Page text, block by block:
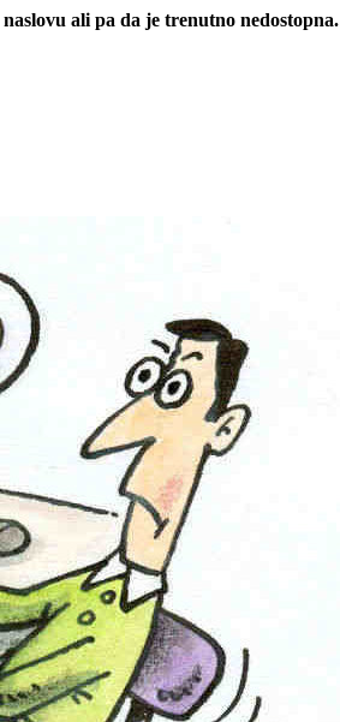
ali pa da je trenutno nedostopna.